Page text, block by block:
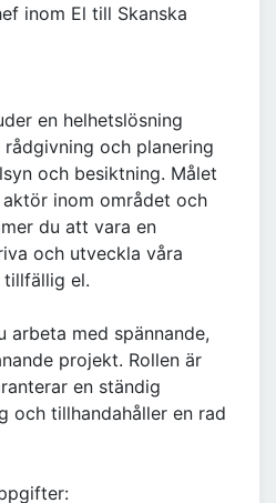
inom El till Skanska
en helhetslösning
och planering
och besiktning. Målet
inom området och
du att vara en
och utveckla våra
el.
arbeta med spännande,
projekt. Rollen är
en ständig
och tillhandahåller en rad